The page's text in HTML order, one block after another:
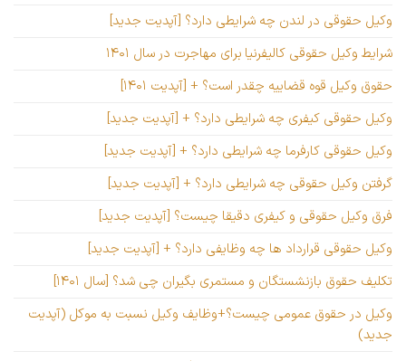
وکیل حقوقی در لندن چه شرایطی دارد؟ [آپدیت جدید]
شرایط وکیل حقوقی کالیفرنیا برای مهاجرت در سال ۱۴۰۱
حقوق وکیل قوه قضاییه چقدر است؟ + [آپدیت ۱۴۰۱]
وکیل حقوقی کیفری چه شرایطی دارد؟ + [آپدیت جدید]
وکیل حقوقی کارفرما چه شرایطی دارد؟ + [آپدیت جدید]
گرفتن وکیل حقوقی چه شرایطی دارد؟ + [آپدیت جدید]
فرق وکیل حقوقی و کیفری دقیقا چیست؟ [آپدیت جدید]
وکیل حقوقی قرارداد ها چه وظایفی دارد؟ + [آپدیت جدید]
تکلیف حقوق بازنشستگان و مستمری بگیران چی شد؟ [سال ۱۴۰۱]
وکیل در حقوق عمومی چیست؟+وظایف وکیل نسبت به موکل (آپدیت
جدید)